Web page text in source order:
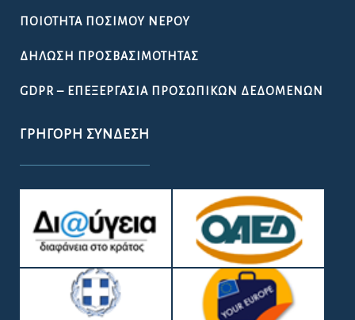
ΠΟΙΌΤΗΤΑ ΠΌΣΙΜΟΥ ΝΕΡΟΎ
ΔΉΛΩΣΗ ΠΡΟΣΒΑΣΙΜΌΤΗΤΑΣ
GDPR – ΕΠΕΞΕΡΓΑΣΙΑ ΠΡΟΣΩΠΙΚΩΝ ΔΕΔΟΜΕΝΩΝ
ΓΡΉΓΟΡΗ ΣΎΝΔΕΣΗ